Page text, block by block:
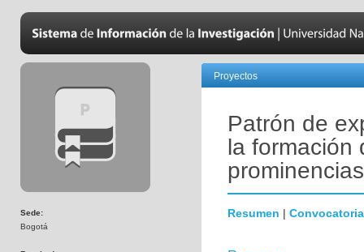
Sede:
Bogotá
Proyectos
Patrón de
la formación
Resumen | Convocatoria